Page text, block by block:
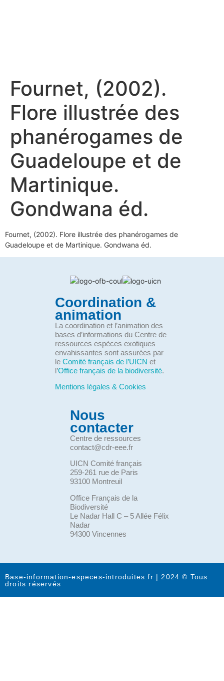
Fournet, (2002).
Flore illustrée des
phanérogames de
Guadeloupe et de
Martinique.
Gondwana éd.
Fournet, (2002). Flore illustrée des phanérogames de
Guadeloupe et de Martinique. Gondwana éd.
Coordination &
animation
La coordination et l’animation des
bases d’informations du Centre de
ressources espèces exotiques
envahissantes sont assurées par
le Comité français de l’UICN et
l’Office français de la biodiversité.
Mentions légales & Cookies
Nous
contacter
Centre de ressources
contact@cdr-eee.fr
UICN Comité français
259-261 rue de Paris
93100 Montreuil
Office Français de la
Biodiversité
Le Nadar Hall C – 5 Allée Félix
Nadar
94300 Vincennes
Base-information-especes-introduites.fr | 2024 © Tous
droits réservés